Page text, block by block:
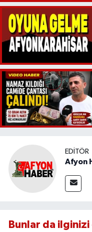
EDITÖR
Afyon
Bunlar da